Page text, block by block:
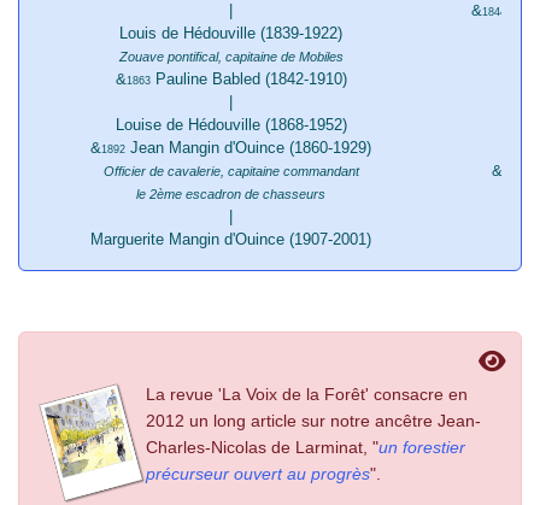
Louis de Hédouville (1839-1922)
Zouave pontifical, capitaine de Mobiles
&1863Pauline Babled (1842-1910)
Louise de Hédouville (1868-1952)
&1892 Jean Mangin d'Ouince (1860-1929)
Officier de cavalerie, capitaine commandant
le 2ème escadron de chasseurs
Marguerite Mangin d'Ouince (1907-2001)
&1844
&
La revue 'La Voix de la Forêt' consacre en
2012 un long article sur notre ancêtre Jean-
Charles-Nicolas de Larminat, "un forestier
précurseur ouvert au progrès".